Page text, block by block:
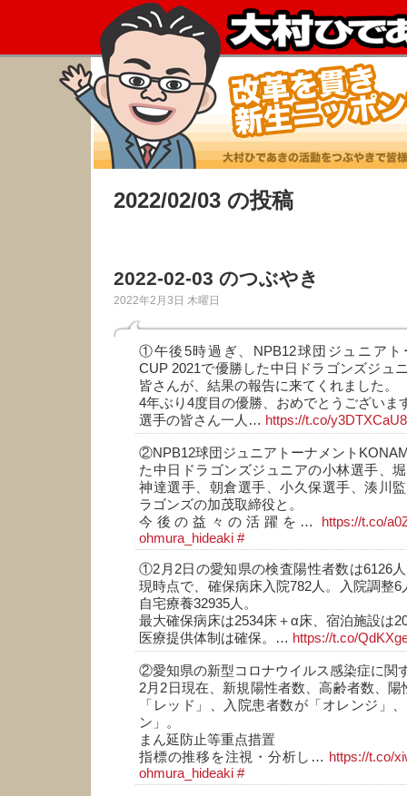
2022/02/03 の投稿
2022-02-03 のつぶやき
2022年2月3日 木曜日
①午後5時過ぎ、NPB12球団ジュニアト
CUP 2021で優勝した中日ドラゴンズジュ
皆さんが、結果の報告に来てくれました。
4年ぶり4度目の優勝、おめでとうございま
選手の皆さん一人… https://t.co/
②NPB12球団ジュニアトーナメント
た中日ドラゴンズジュニアの小林選手、
神達選手、朝倉選手、小久保選手、湊川
ラゴンズの加茂取締役と。
今後の益々の活躍を…
https://t.co/
ohmura_hideaki #
①2月2日の愛知県の検査陽性者数は6126
現時点で、確保病床入院782人。入院調整6
自宅療養32935人。
最大確保病床は2534床＋α床、宿泊施設は
医療提供体制は確保。… https://t.co/
②愛知県の新型コロナウイルス感染症に関
2月2日現在、新規陽性者数、高齢者数、陽
「レッド」、入院患者数が「オレンジ」
ン」。
まん延防止等重点措置
指標の推移を注視・分析し… https://t.co/
ohmura_hideaki #